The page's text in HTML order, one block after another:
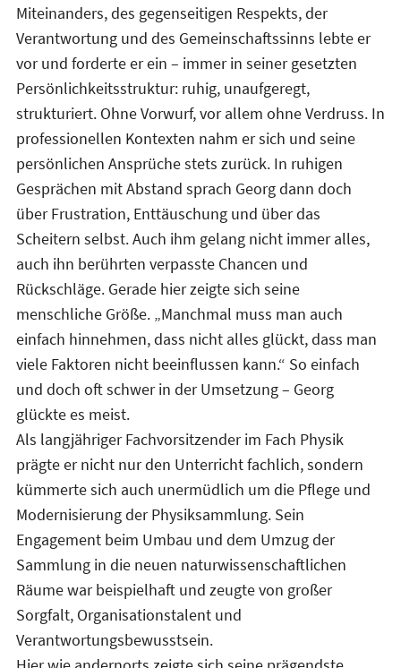
Miteinanders, des gegenseitigen Respekts, der
Verantwortung und des Gemeinschaftssinns lebte er
vor und forderte er ein – immer in seiner gesetzten
Persönlichkeitsstruktur: ruhig, unaufgeregt,
strukturiert. Ohne Vorwurf, vor allem ohne Verdruss. In
professionellen Kontexten nahm er sich und seine
persönlichen Ansprüche stets zurück. In ruhigen
Gesprächen mit Abstand sprach Georg dann doch
über Frustration, Enttäuschung und über das
Scheitern selbst. Auch ihm gelang nicht immer alles,
auch ihn berührten verpasste Chancen und
Rückschläge. Gerade hier zeigte sich seine
menschliche Größe. „Manchmal muss man auch
einfach hinnehmen, dass nicht alles glückt, dass man
viele Faktoren nicht beeinflussen kann.“ So einfach
und doch oft schwer in der Umsetzung – Georg
glückte es meist.
Als langjähriger Fachvorsitzender im Fach Physik
prägte er nicht nur den Unterricht fachlich, sondern
kümmerte sich auch unermüdlich um die Pflege und
Modernisierung der Physiksammlung. Sein
Engagement beim Umbau und dem Umzug der
Sammlung in die neuen naturwissenschaftlichen
Räume war beispielhaft und zeugte von großer
Sorgfalt, Organisationstalent und
Verantwortungsbewusstsein.